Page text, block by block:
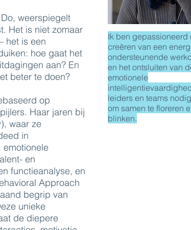
weerspiegelt
Het is niet zomaar
het is een
hoe gaat het
aan? En
beter te doen?
op
Haar jaren bij
waar ze
in
emotionele
en
functieanalyse, en
Approach
begrip van
unieke
de diepere
Ik ben gepassioneerd
creëren van een
ondersteunende
en het ontsluiten van
emotionele
leiders en teams
om samen te floreren
blinken.